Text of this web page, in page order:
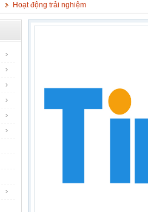
Hoạt động trải nghiệm